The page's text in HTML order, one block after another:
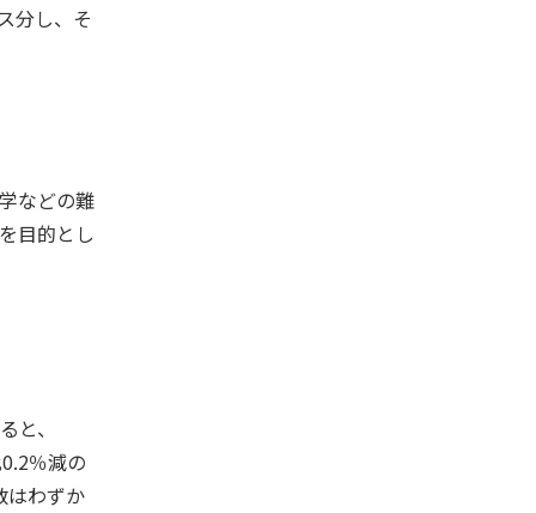
分し、そ
などの難
目的とし
と、
％減の
はわずか